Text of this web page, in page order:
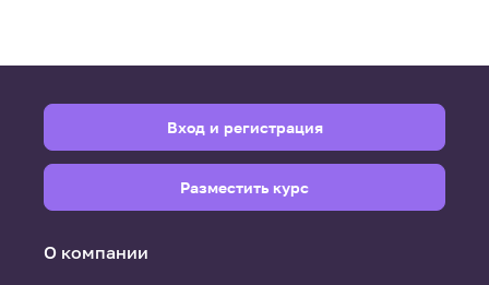
О компании
Вход и регистрация
Разместить курс